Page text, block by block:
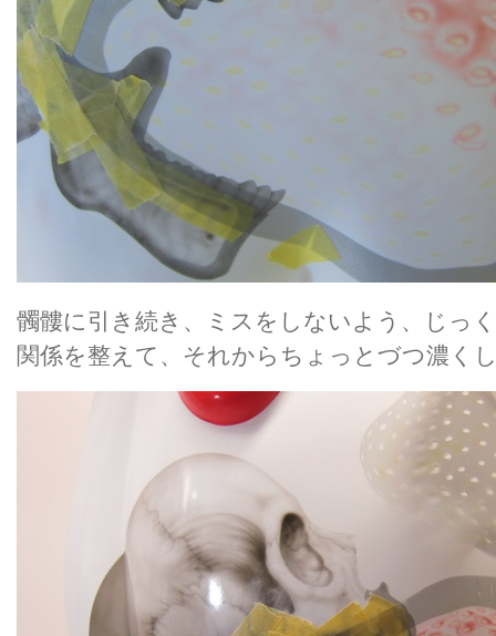
髑髏に引き続き、ミスをしないよう、じっ
関係を整えて、それからちょっとづつ濃く